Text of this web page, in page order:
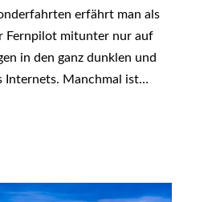
erfährt man als
Fernpilot mitunter nur auf
in den ganz dunklen und
Internets. Manchmal ist…